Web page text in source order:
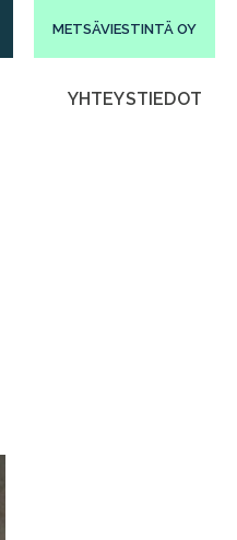
METSÄVIESTINTÄ OY
YHTEYSTIEDOT